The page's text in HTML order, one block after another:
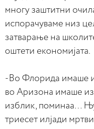
многу заштитни
испорачуваме низ
затварање на
оштети економијата.
-Во Флорида имаше
во Аризона имаше
изблик, поминаа…
триесет илјади